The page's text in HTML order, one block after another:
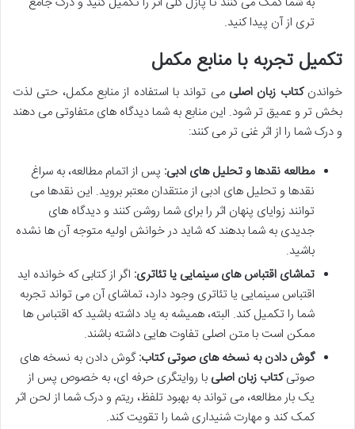
تری از آن پیدا کنید.
تکمیل تجربه با منابع مکمل
خواندنکتاب زبان اصلی می تواند با استفاده از منابع مکمل، حتی لذت
بخش تر و عمیق تر شود. این منابع به شما دیدگاه های متفاوتی می دهند
و درک شما را از اثر غنی تر می کنند:
مطالعه نقدها و تحلیل های ادبی: پس از اتمام مطالعه، به سراغ
نقدها و تحلیل های ادبی از منتقدان معتبر بروید. این نقدها می
توانند زوایای پنهان اثر را برای شما روشن کنند و دیدگاه های
جدیدی به شما بدهند که شاید در خوانش اولیه متوجه آن ها نشده
باشید.
تماشای اقتباس های سینمایی یا تئاتری: اگر از کتابی که خوانده اید
اقتباس سینمایی یا تئاتری وجود دارد، تماشای آن می تواند تجربه
شما را تکمیل کند. البته، همیشه به یاد داشته باشید که اقتباس ها
ممکن است با متن اصلی تفاوت هایی داشته باشند.
گوش دادن به نسخه های صوتی کتاب:گوش دادن به نسخه های
صوتیکتاب زبان اصلی با روایتگری حرفه ای، به خصوص پس از
یک بار مطالعه، می تواند به بهبود تلفظ، ریتم و درک شما از لحن اثر
کمک کند و مهارت شنیداری شما را تقویت کند.